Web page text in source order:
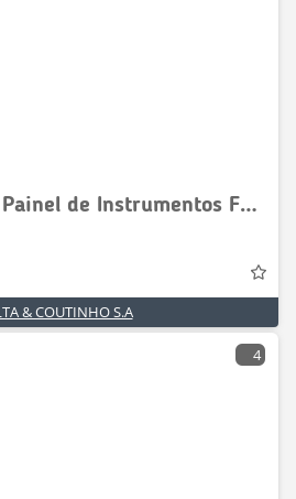
Volvo FL7 / TD73E Painel de Instrumentos FL7;FL10
& COUTINHO S.A
4